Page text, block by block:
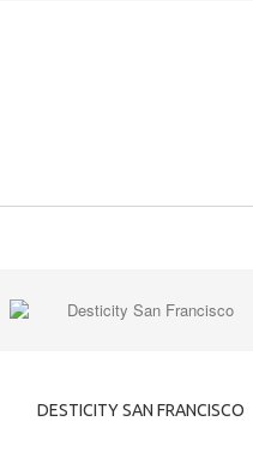
DESTICITY SAN FRANCISCO